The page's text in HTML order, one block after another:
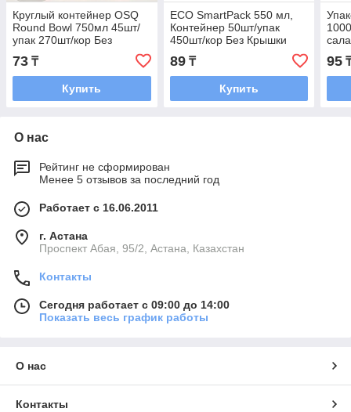
Круглый контейнер OSQ
Round Bowl 750мл 45шт/
упак 270шт/кор Без
Крышки
73 ₸
Купить
ECO SmartPack 550 мл,
Контейнер 50шт/упак
450шт/кор Без Крышки
89₸
Купить
95
О нас
Рейтинг не сформирован
Менее 5 отзывов за последний год
Работает с 16.06.2011
г. Астана
​Проспект Абая, 95/2, Астана, Казахстан
Контакты
Сегодня работает с 09:00 до 14:00
Показать весь график работы
О нас
Контакты